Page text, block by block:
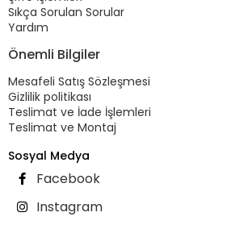
Sıkça Sorulan Sorular
Yardım
Önemli Bilgiler
Mesafeli Satış Sözleşmesi
Gizlilik politikası
Teslimat ve İade İşlemleri
Teslimat ve Montaj
Sosyal Medya
Facebook
Instagram